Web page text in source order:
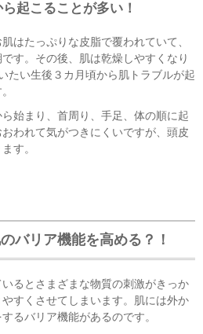
起こることが多い！
はたっぷりな皮脂で覆われていて、
す。その後、肌は乾燥しやすくなり
たい生後３カ月頃から肌トラブルが起
始まり、首周り、手足、体の順に起
われて気がつきにくいですが、頭皮
す。
バリア機能を高める？！
るとさまざまな物質の刺激がきっか
すくさせてしまいます。肌には外か
るバリア機能があるのです。